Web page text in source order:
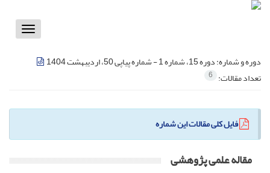
Toggle
دوره و شماره:دوره 15، شماره 1 - شماره پیاپی 50، اردیبهشت 1404
تعداد مقالات: 6
فایل کلی مقالات این شماره
مقاله علمی پژوهشی